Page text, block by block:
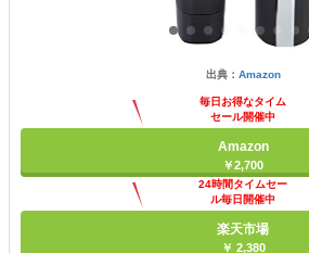
出典： Amazon
毎日お得なタイム
セール開催中
Amazon
￥2,700
24時間タイムセー
ル毎日開催中
楽天市場
￥ 2,380